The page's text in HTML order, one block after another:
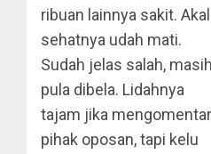
ribuan lainnya sakit. Akal
sehatnya udah mati.
Sudah jelas salah, masih
pula dibela. Lidahnya
tajam jika
pihak oposan, tapi kelu